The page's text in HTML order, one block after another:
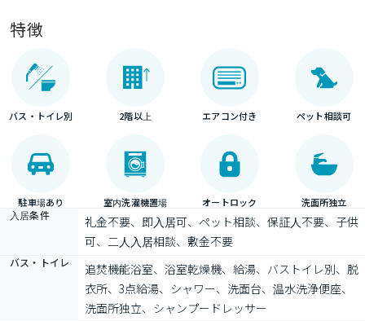
特徴
バス・トイレ別 2階以上 エアコン付き ペット相談可
駐車場あり 室内洗濯機置場 オートロック 洗面所独立
入居条件
礼金不要、即入居可、ペット相談、保証人不要、子供
可、二人入居相談、敷金不要
バス・トイレ
追焚機能浴室、浴室乾燥機、給湯、バストイレ別、脱
衣所、3点給湯、シャワー、洗面台、温水洗浄便座、
洗面所独立、シャンプードレッサー